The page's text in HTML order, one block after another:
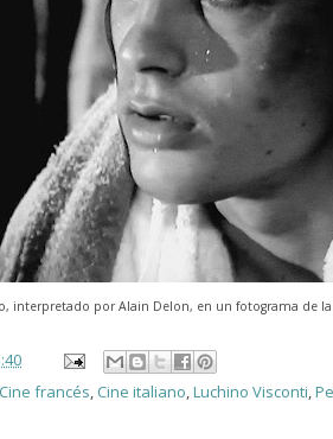
interpretado por Alain Delon, en un fotograma de
Cine francés, Cine italiano,Luchino Visconti,